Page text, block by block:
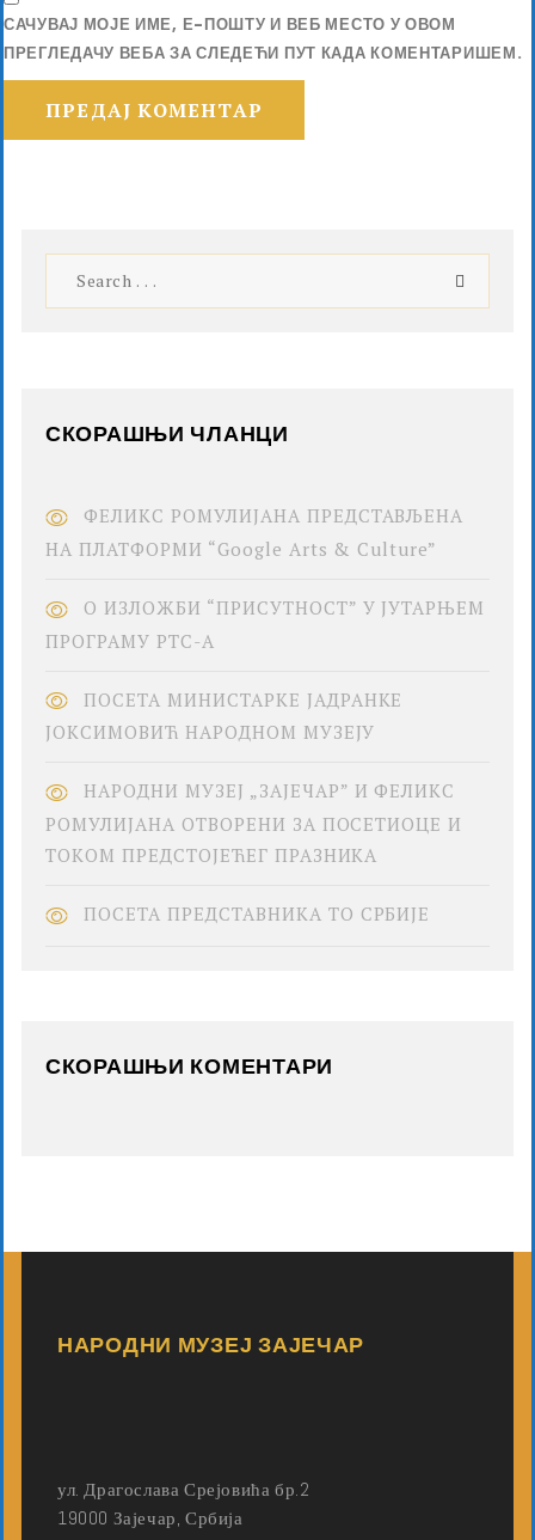
САЧУВАЈ МОЈЕ ИМЕ, Е-ПОШТУ И ВЕБ МЕСТО У ОВОМ
ПРЕГЛЕДАЧУ ВЕБА ЗА СЛЕДЕЋИ ПУТ КАДА КОМЕНТАРИШЕМ.
СКОРАШЊИ ЧЛАНЦИ
ФЕЛИКС РОМУЛИЈАНА ПРЕДСТАВЉЕНА
НА ПЛАТФОРМИ “Google Arts & Culture”
О ИЗЛОЖБИ “ПРИСУТНОСТ” У ЈУТАРЊЕМ
ПРОГРАМУ РТС-А
ПОСЕТА МИНИСТАРКЕ ЈАДРАНКЕ
ЈОКСИМОВИЋ НАРОДНОМ МУЗЕЈУ
НАРОДНИ МУЗЕЈ „ЗАЈЕЧАР” И ФЕЛИКС
РОМУЛИЈАНА ОТВОРЕНИ ЗА ПОСЕТИОЦЕ И
ТОКОМ ПРЕДСТОЈЕЋЕГ ПРАЗНИКА
ПОСЕТА ПРЕДСТАВНИКА ТО СРБИЈЕ
СКОРАШЊИ КОМЕНТАРИ
НАРОДНИ МУЗЕЈ ЗАЈЕЧАР
ул. Драгослава Срејовића бр.2
19000 Зајечар, Србија